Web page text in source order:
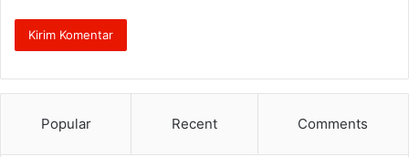
Popular Recent Comments